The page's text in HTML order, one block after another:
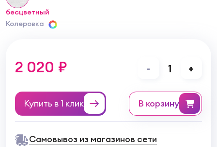
бесцветный
Колеровка
2 020 ₽ - 1 +
Купить в 1 клик в корзину
Самовывоз из магазинов сети